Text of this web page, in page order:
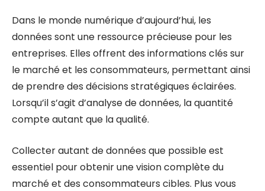
Dans le monde numérique d’aujourd’hui, les
données sont une ressource précieuse pour les
entreprises. Elles offrent des informations clés sur
le marché et les consommateurs, permettant ainsi
de prendre des décisions stratégiques éclairées.
Lorsqu’il s’agit d’analyse de données, la quantité
compte autant que la qualité.
Collecter autant de données que possible est
essentiel pour obtenir une vision complète du
marché et des consommateurs cibles. Plus vous